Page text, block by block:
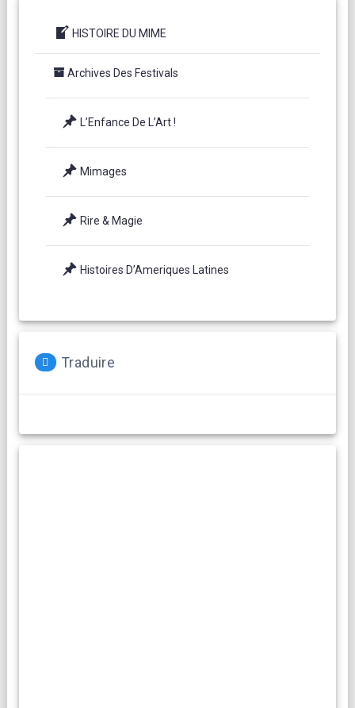
HISTOIRE DU MIME
Archives Des Festivals
L’Enfance De L’Art !
Mimages
Rire & Magie
Histoires D’Ameriques Latines
Traduire